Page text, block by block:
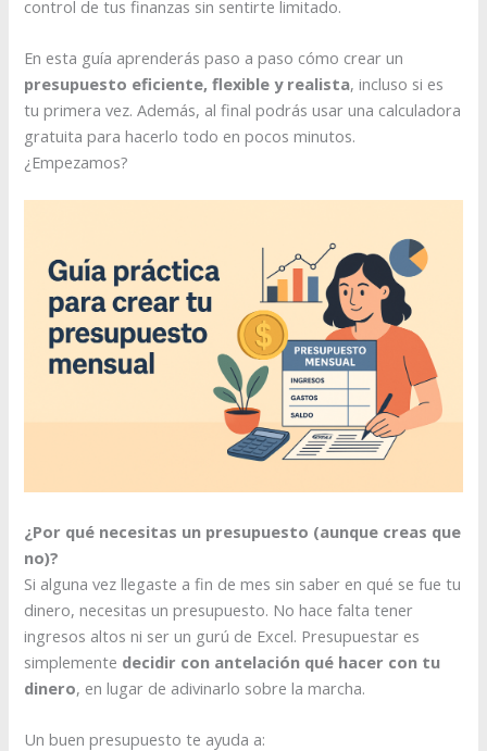
control de tus finanzas sin sentirte limitado.
En esta guía aprenderás paso a paso cómo crear un
presupuesto eficiente, flexible y realista, incluso si es
tu primera vez. Además, al final podrás usar una calculadora
gratuita para hacerlo todo en pocos minutos.
¿Empezamos?
¿Por qué necesitas un presupuesto (aunque creas que
no)?
Si alguna vez llegaste a fin de mes sin saber en qué se fue tu
dinero, necesitas un presupuesto. No hace falta tener
ingresos altos ni ser un gurú de Excel. Presupuestar es
simplemente decidir con antelación qué hacer con tu
dinero, en lugar de adivinarlo sobre la marcha.
Un buen presupuesto te ayuda a: